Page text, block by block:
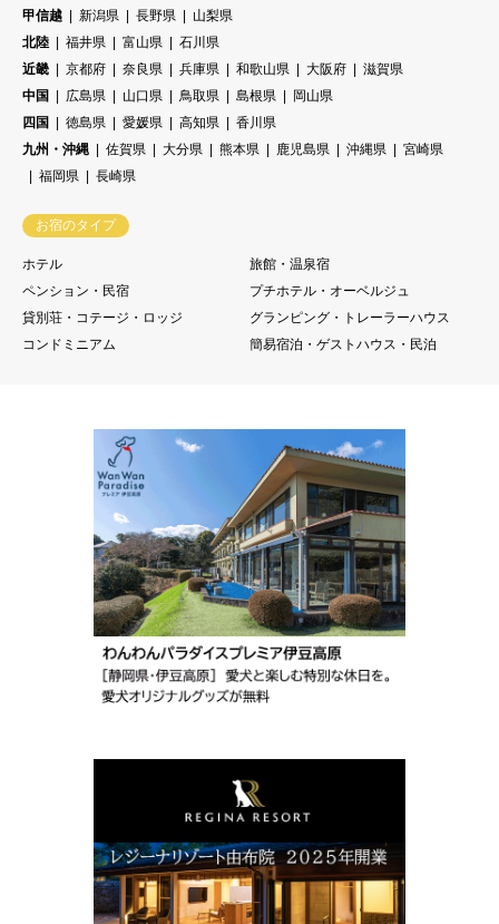
甲信越 新潟県 長野県
山梨県
北陸
福井県 富山県
石川県
近畿
京都府 奈良県 兵庫県 和歌山県 大阪府
滋賀県
中国
広島県 山口県 鳥取県 島根県
岡山県
四国
徳島県 愛媛県 高知県
香川県
九州・沖縄
佐賀県 大分県 熊本県 鹿児島県 沖縄県
宮崎県
福岡県
長崎県
お宿のタイプ
ホテル
旅館・温泉宿
ペンション・民宿
プチホテル・オーベルジュ
貸別荘・コテージ・ロッジ
グランピング・トレーラーハウス
コンドミニアム
簡易宿泊・ゲストハウス・民泊